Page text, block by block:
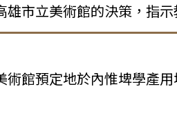
市立美術館的決策，指
館預定地於內惟埤學產